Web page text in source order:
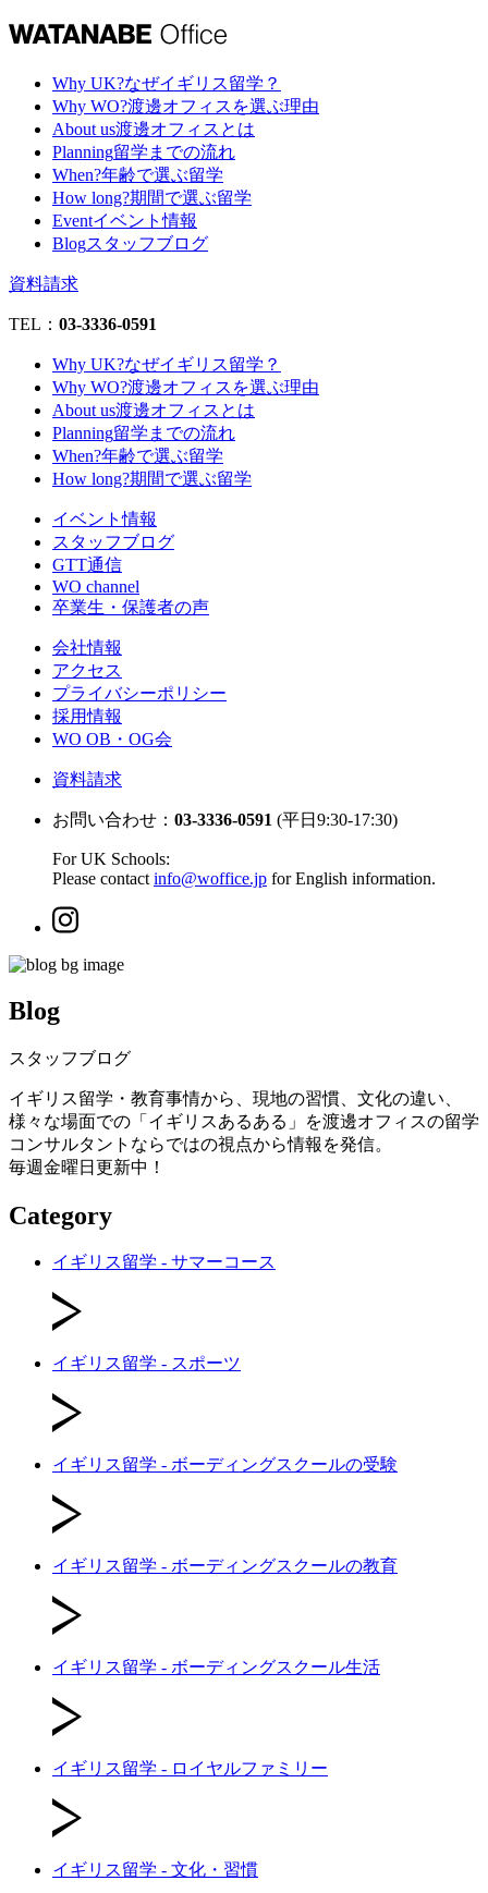
Why UK?なぜイギリス留学？
Why WO?渡邊オフィスを選ぶ理由
About us渡邊オフィスとは
Planning留学までの流れ
When?年齢で選ぶ留学
How long?期間で選ぶ留学
Eventイベント情報
Blogスタッフブログ
資料請求
TEL： 03-3336-0591
Why UK?なぜイギリス留学？
Why WO?渡邊オフィスを選ぶ理由
About us渡邊オフィスとは
Planning留学までの流れ
When?年齢で選ぶ留学
How long?期間で選ぶ留学
イベント情報
スタッフブログ
GTT通信
WO channel
卒業生・保護者の声
会社情報
アクセス
プライバシーポリシー
採用情報
WO OB・OG会
資料請求
お問い合わせ： 03-3336-0591 (平日9:30-17:30)
For UK Schools:
Please contact info@woffice.jp for English information.
Blog
スタッフブログ
イギリス留学・教育事情から、現地の習慣、文化の違い、
様々な場面での「イギリスあるある」を渡邊オフィスの留学
コンサルタントならではの視点から情報を発信。
毎週金曜日更新中！
Category
イギリス留学 - サマーコース
イギリス留学 - スポーツ
イギリス留学 - ボーディングスクールの受験
イギリス留学 - ボーディングスクールの教育
イギリス留学 - ボーディングスクール生活
イギリス留学 - ロイヤルファミリー
イギリス留学 - 文化・習慣